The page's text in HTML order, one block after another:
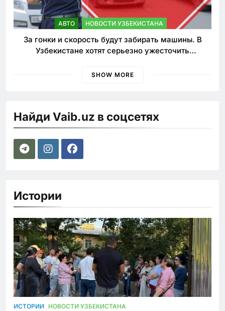
АВТО НОВОСТИ УЗБЕКИСТАНА
За гонки и скорость будут забирать машины. В
Узбекистане хотят серьезно ужесточить
SHOW MORE
Найди Vaib.uz в соцсетях
Истории
ИСТОРИИ НОВОСТИ УЗБЕКИСТАНА